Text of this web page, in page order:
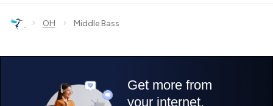
› OH › Middle Bass